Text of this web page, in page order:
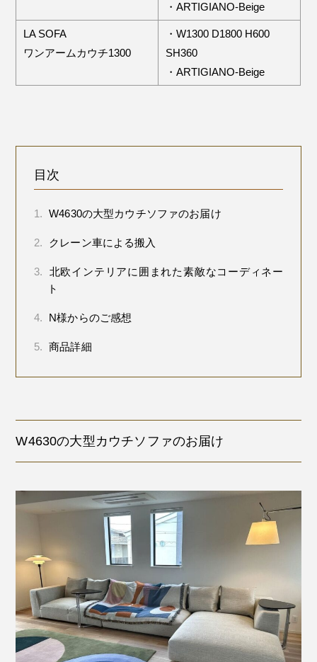
・ARTIGIANO-Beige
LA SOFA
ワンアームカウチ1300
・W1300 D1800 H600
SH360
・ARTIGIANO-Beige
目次
1. W4630の大型カウチソファのお届け
2. クレーン車による搬入
3.
北欧インテリアに囲まれた素敵なコーディネー
ト
4. N様からのご感想
5. 商品詳細
W4630の大型カウチソファのお届け